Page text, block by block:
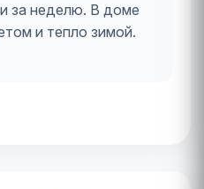
за неделю. В доме
и тепло зимой.